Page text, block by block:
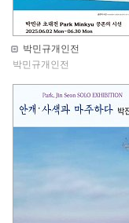
박민규개인전
박민규개인전